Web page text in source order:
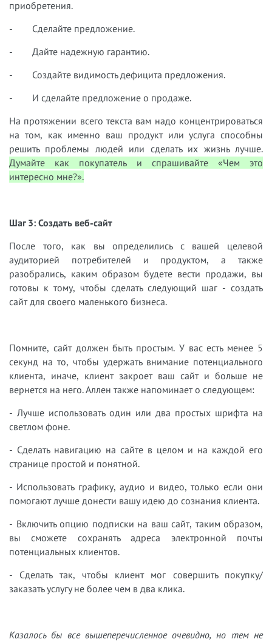
приобретения.
- Сделайте предложение.
- Дайте надежную гарантию.
- Создайте видимость дефицита предложения.
- И сделайте предложение о продаже.
На протяжении всего текста вам надо концентрироваться
на том, как именно ваш продукт или услуга способны
решить проблемы людей или сделать их жизнь лучше.
Думайте как покупатель и спрашивайте «Чем это
интересно мне?».
Шаг 3: Создать веб-сайт
После того, как вы определились с вашей целевой
аудиторией потребителей и продуктом, а также
разобрались, каким образом будете вести продажи, вы
готовы к тому, чтобы сделать следующий шаг - создать
сайт для своего маленького бизнеса.
Помните, сайт должен быть простым. У вас есть менее 5
секунд на то, чтобы удержать внимание потенциального
клиента, иначе, клиент закроет ваш сайт и больше не
вернется на него. Аллен также напоминает о следующем:
- Лучше использовать один или два простых шрифта на
светлом фоне.
- Сделать навигацию на сайте в целом и на каждой его
странице простой и понятной.
- Использовать графику, аудио и видео, только если они
помогают лучше донести вашу идею до сознания клиента.
- Включить опцию подписки на ваш сайт, таким образом,
вы сможете сохранять адреса электронной почты
потенциальных клиентов.
- Сделать так, чтобы клиент мог совершить покупку/
заказать услугу не более чем в два клика.
Казалось бы все вышеперечисленное очевидно, но тем не